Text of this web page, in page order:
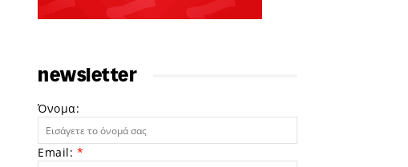
newsletter
Όνομα:
Email: *